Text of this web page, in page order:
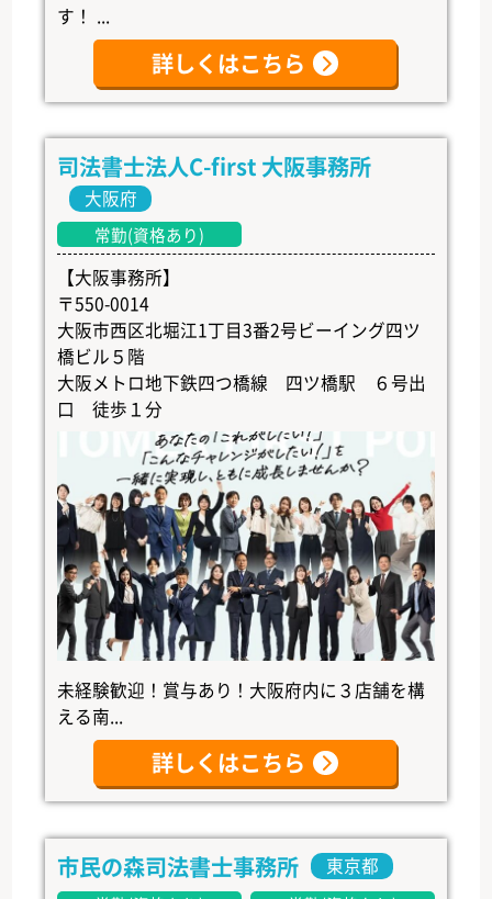
す！ ...
詳しくはこちら
司法書士法人C-first 大阪事務所
大阪府
常勤(資格あり)
【大阪事務所】
〒550-0014
大阪市西区北堀江1丁目3番2号ビーイング四ツ
橋ビル５階
大阪メトロ地下鉄四つ橋線 四ツ橋駅 ６号出
口 徒歩１分
未経験歓迎！賞与あり！大阪府内に３店舗を構
える南...
詳しくはこちら
市民の森司法書士事務所 東京都